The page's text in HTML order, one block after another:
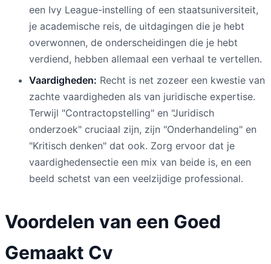
een Ivy League-instelling of een staatsuniversiteit,
je academische reis, de uitdagingen die je hebt
overwonnen, de onderscheidingen die je hebt
verdiend, hebben allemaal een verhaal te vertellen.
Vaardigheden: Recht is net zozeer een kwestie van
zachte vaardigheden als van juridische expertise.
Terwijl "Contractopstelling" en "Juridisch
onderzoek" cruciaal zijn, zijn "Onderhandeling" en
"Kritisch denken" dat ook. Zorg ervoor dat je
vaardighedensectie een mix van beide is, en een
beeld schetst van een veelzijdige professional.
Voordelen van een Goed
Gemaakt Cv